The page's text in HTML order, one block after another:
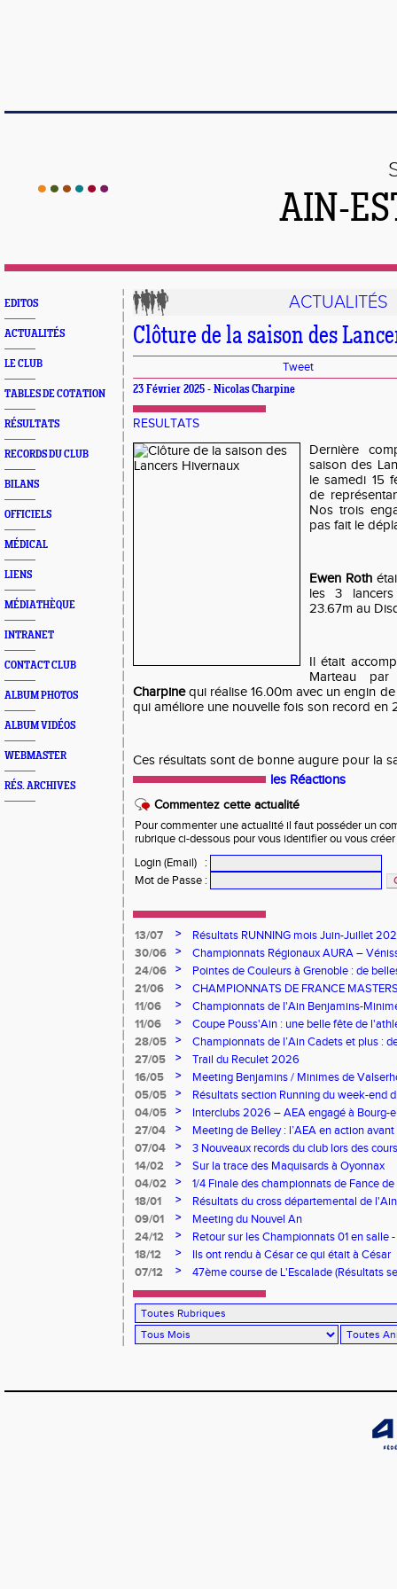
AIN-
EDITOS
ACTUALITÉS
LE CLUB
TABLES DE COTATION
RÉSULTATS
RECORDS DU CLUB
BILANS
OFFICIELS
MÉDICAL
LIENS
MÉDIATHÈQUE
INTRANET
CONTACT CLUB
ALBUM PHOTOS
ALBUM VIDÉOS
WEBMASTER
RÉS. ARCHIVES
ACTUALITÉS
Clôture de la saison des
Tweet
23 Février 2025 - Nicolas Charpine
RESULTATS
Dernière
saison des
le samedi 15
de
Nos trois
pas fait le
Ewen Roth
les 3
23.67m au
Il était
Marteau
Charpinequi réalise 16.00m avec un engin
qui améliore une nouvelle fois son record en
Ces résultats sont de bonne augure pour la
les Réactions
Commentez cette actualité
Pour commenter une actualité il faut posséder un
rubrique ci-dessous pour vous identifier ou vous
Login (Email)
:
Mot de Passe :
13/07 >
Résultats RUNNING mois Juin-Juillet
30/06
>
Championnats Régionaux AURA –
l'AEA !
24/06 >
Pointes de Couleurs à Grenoble : de
canicule
21/06 >
CHAMPIONNATS DE FRANCE
À L’HONNEUR À ÉPINAL
11/06 >
Championnats de l'Ain Benjamins-
brille à domicile
11/06 >
Coupe Pouss'Ain : une belle fête de
saison
28/05 >
Championnats de l’Ain Cadets et plus :
l’AEA à Bourg-en-Bresse
27/05 >
Trail du Reculet 2026
16/05
>
Meeting Benjamins / Minimes de
performances pour l’AEA
05/05 >
Résultats section Running du week-end
04/05
>
Interclubs 2026 – AEA engagé à Bourg-
27/04
>
Meeting de Belley : l’AEA en action
07/04
>
3 Nouveaux records du club lors des
14/02
>
Sur la trace des Maquisards à Oyonnax
04/02
>
1/4 Finale des championnats de Fance
18/01
>
Résultats du cross départemental de
09/01
>
Meeting du Nouvel An
24/12
>
Retour sur les Championnats 01 en salle
18/12
>
Ils ont rendu à César ce qui était à César
07/12
> 47ème course de L'Escalade (Résultats